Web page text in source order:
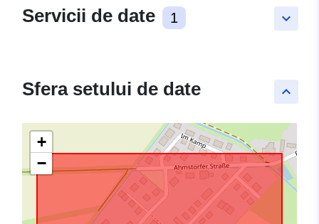
keyboard_arrow_down
Servicii de date 1
keyboard_arrow_up
Sfera setului de date
+
−